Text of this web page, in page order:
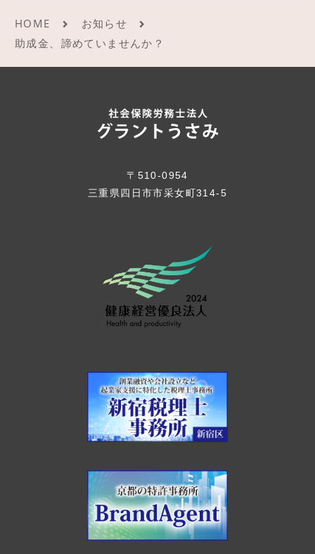
HOME
お知らせ
助成金、諦めていませんか？
〒510-0954
三重県四日市市采女町314-5